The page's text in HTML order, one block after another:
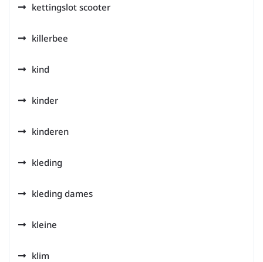
kettingslot scooter
killerbee
kind
kinder
kinderen
kleding
kleding dames
kleine
klim